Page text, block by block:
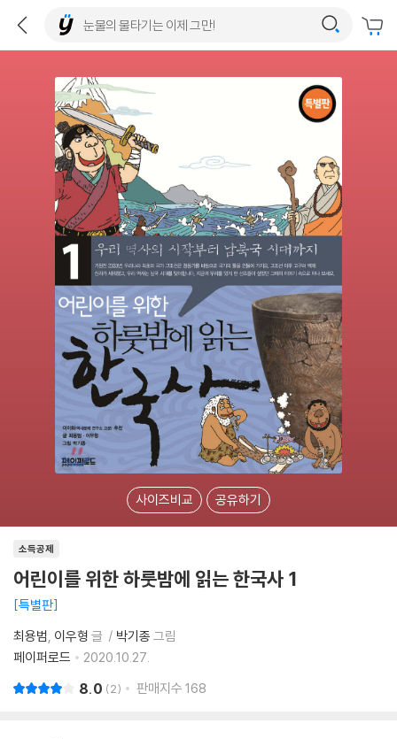
사이즈비교 공유하기
소득공제
어린이를 위한 하룻밤에 읽는 한국사 1
특별판
최용범 이우형 글 박기종 그림
페이퍼로드
2020.10.27.
8.0 2 판매지수 168